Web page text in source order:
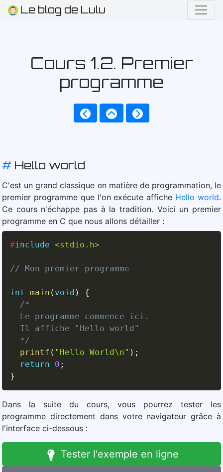
Le blog de Lulu
Cours 1.2. Premier
programme
# Hello world
C'est un grand classique en matière de programmation, le
premier programme que l'on exécute affiche Hello world.
Ce cours n'échappe pas à la tradition. Voici un premier
programme en C que nous allons détailler :
#include <stdio.h>
// Mon premier programme
int main ( void )
{
/*
  Le programme commence ici.
  Il affiche "Hello world"
  */
printf ( "Hello World\n" ) ;
return
0 ;
}
Dans la suite du cours, vous pourrez tester les
programme directement dans votre navigateur grâce à
l'interface ci-dessous :
Tester l'exemple en ligne